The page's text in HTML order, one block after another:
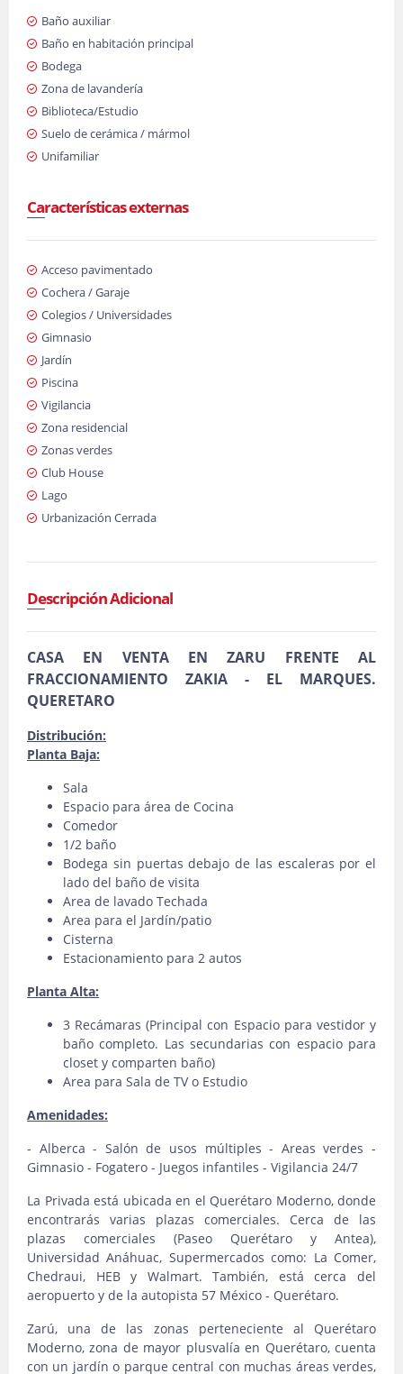
Baño auxiliar
Baño en habitación principal
Bodega
Zona de lavandería
Biblioteca/Estudio
Suelo de cerámica / mármol
Unifamiliar
Características externas
Acceso pavimentado
Cochera / Garaje
Colegios / Universidades
Gimnasio
Jardín
Piscina
Vigilancia
Zona residencial
Zonas verdes
Club House
Lago
Urbanización Cerrada
Descripción Adicional
CASA EN VENTA EN ZARU FRENTE AL
FRACCIONAMIENTO ZAKIA - EL MARQUES.
QUERETARO
Distribución:
Planta Baja:
Sala
Espacio para área de Cocina
Comedor
1/2 baño
Bodega sin puertas debajo de las escaleras por el
lado del baño de visita
Area de lavado Techada
Area para el Jardín/patio
Cisterna
Estacionamiento para 2 autos
Planta Alta:
3 Recámaras (Principal con Espacio para vestidor y
baño completo. Las secundarias con espacio para
closet y comparten baño)
Area para Sala de TV o Estudio
Amenidades:
- Alberca - Salón de usos múltiples - Areas verdes -
Gimnasio - Fogatero - Juegos infantiles - Vigilancia 24/7
La Privada está ubicada en el Querétaro Moderno, donde
encontrarás varias plazas comerciales. Cerca de las
plazas comerciales (Paseo Querétaro y Antea),
Universidad Anáhuac, Supermercados como: La Comer,
Chedraui, HEB y Walmart. También, está cerca del
aeropuerto y de la autopista 57 México - Querétaro.
Zarú, una de las zonas perteneciente al Querétaro
Moderno, zona de mayor plusvalía en Querétaro, cuenta
con un jardín o parque central con muchas áreas verdes,